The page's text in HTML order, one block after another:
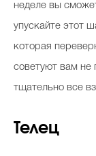
неделе вы
упускайте этот
которая
советуют вам
тщательно все
Телец